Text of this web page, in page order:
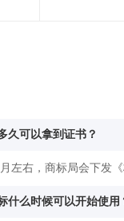
久可以拿到证书？
左右，商标局会下发《
什么时候可以开始使用